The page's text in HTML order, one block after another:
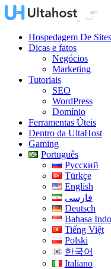
Hospedagem De Sites
Dicas e fatos
Negócios
Marketing
Tutoriais
SEO
WordPress
Domínio
Ferramentas Úteis
Dentro da UltaHost
Gaming
Português
Русский
Türkçe
English
فارسی
Deutsch
Bahasa
Tiếng Việt
Polski
한국어
Italiano